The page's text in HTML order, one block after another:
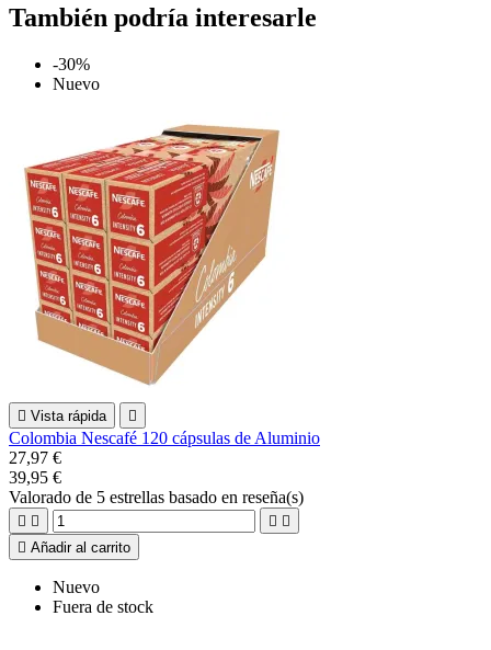
También podría interesarle
-30%
Nuevo
 Vista rápida 
Colombia Nescafé 120 cápsulas de Aluminio
27,97 €
39,95 €
Valorado de 5 estrellas basado en reseña(s)
   
 Añadir al carrito
Nuevo
Fuera de stock